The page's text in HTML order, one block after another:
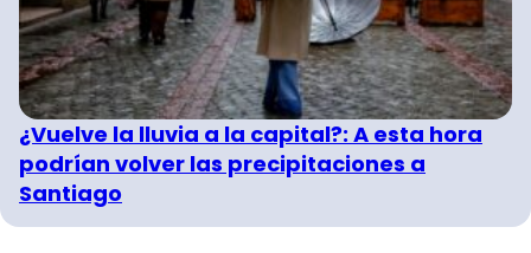
¿Vuelve la lluvia a la capital?: A esta hora
podrían volver las precipitaciones a
Santiago